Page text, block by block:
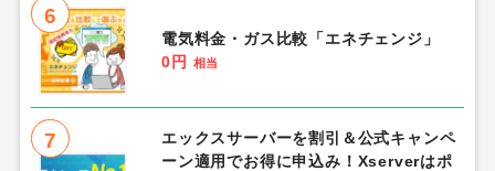
6
電気料金・ガス比較「エネチェンジ」
0円
相当
7
エックスサーバーを割引＆公式キャンペ
ーン適用でお得に申込み！Xserverはポ